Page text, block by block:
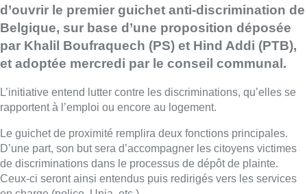
d’ouvrir le premier guichet anti-discrimination de
Belgique, sur base d’une proposition déposée
par Khalil Boufraquech (PS) et Hind Addi (PTB),
et adoptée mercredi par le conseil communal.
L’initiative entend lutter contre les discriminations, qu’elles se
rapportent à l’emploi ou encore au logement.
Le guichet de proximité remplira deux fonctions principales.
D’une part, son but sera d’accompagner les citoyens victimes
de discriminations dans le processus de dépôt de plainte.
Ceux-ci seront ainsi entendus puis redirigés vers les services